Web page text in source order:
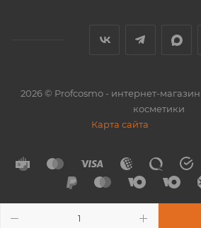
2026© Profcosmo - интернет-
косметики
Карта сайта